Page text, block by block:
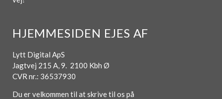
HJEMMESIDEN EJES AF
Lytt Digital ApS
Jagtvej 215 A, 9. 2100 Kbh Ø
CVR nr.: 36537930
Du er velkommen til at skrive til os på